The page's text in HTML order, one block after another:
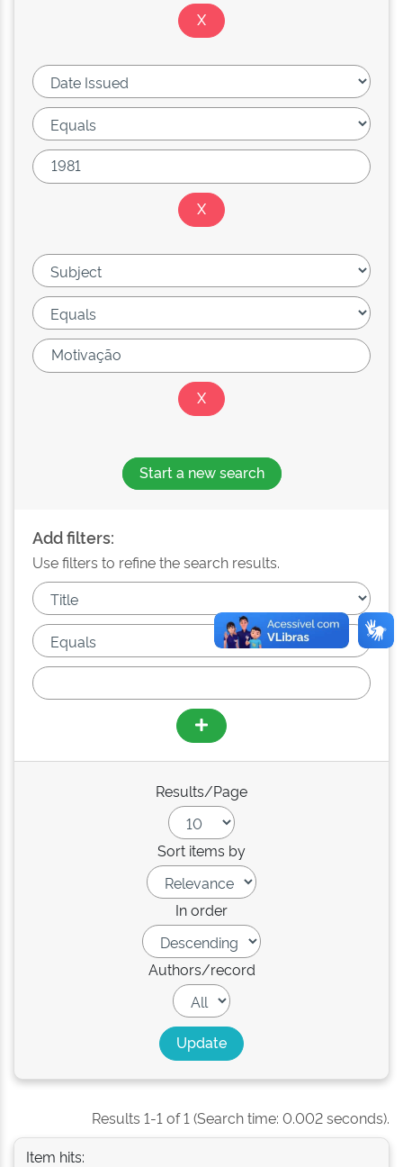
Start a new search
Add filters:
Use filters to refine the search results.
Results/Page
Sort items by
In order
Authors/record
Results 1-1 of 1 (Search time: 0.002 seconds).
Item hits: